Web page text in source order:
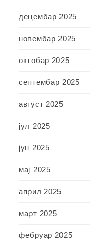
децембар 2025
новембар 2025
октобар 2025
септембар 2025
август 2025
јул 2025
јун 2025
мај 2025
април 2025
март 2025
фебруар 2025